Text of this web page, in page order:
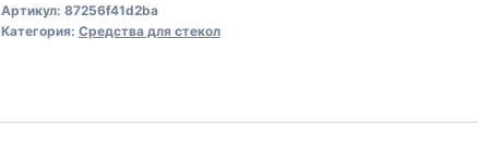
Артикул: 87256f41d2ba
Категория: Средства для стекол